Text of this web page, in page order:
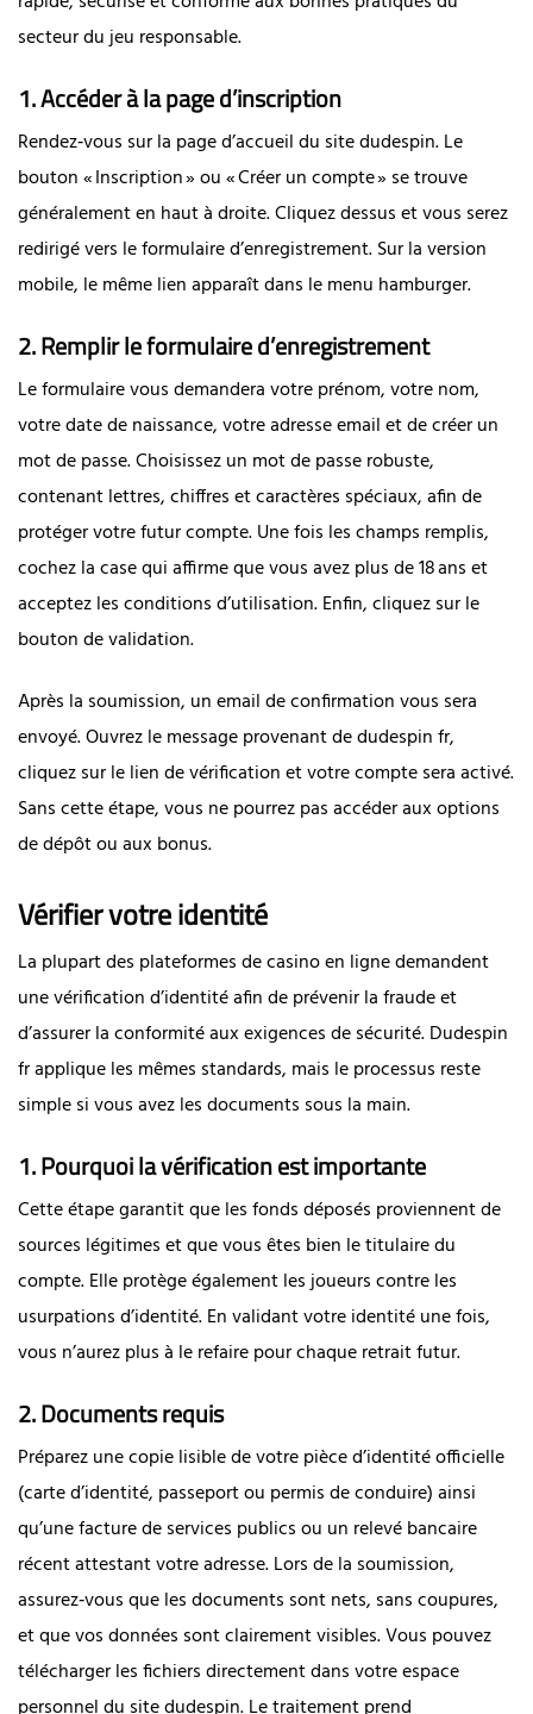
secteur du jeu responsable.
1. Accéder à la page d’inscription
Rendez‑vous sur la page d’accueil du site dudespin. Le
bouton « Inscription » ou « Créer un compte » se trouve
généralement en haut à droite. Cliquez dessus et vous serez
redirigé vers le formulaire d’enregistrement. Sur la version
mobile, le même lien apparaît dans le menu hamburger.
2. Remplir le formulaire d’enregistrement
Le formulaire vous demandera votre prénom, votre nom,
votre date de naissance, votre adresse email et de créer un
mot de passe. Choisissez un mot de passe robuste,
contenant lettres, chiffres et caractères spéciaux, afin de
protéger votre futur compte. Une fois les champs remplis,
cochez la case qui affirme que vous avez plus de 18 ans et
acceptez les conditions d’utilisation. Enfin, cliquez sur le
bouton de validation.
Après la soumission, un email de confirmation vous sera
envoyé. Ouvrez le message provenant de dudespin fr,
cliquez sur le lien de vérification et votre compte sera activé.
Sans cette étape, vous ne pourrez pas accéder aux options
de dépôt ou aux bonus.
Vérifier votre identité
La plupart des plateformes de casino en ligne demandent
une vérification d’identité afin de prévenir la fraude et
d’assurer la conformité aux exigences de sécurité. Dudespin
fr applique les mêmes standards, mais le processus reste
simple si vous avez les documents sous la main.
1. Pourquoi la vérification est importante
Cette étape garantit que les fonds déposés proviennent de
sources légitimes et que vous êtes bien le titulaire du
compte. Elle protège également les joueurs contre les
usurpations d’identité. En validant votre identité une fois,
vous n’aurez plus à le refaire pour chaque retrait futur.
2. Documents requis
Préparez une copie lisible de votre pièce d’identité officielle
(carte d’identité, passeport ou permis de conduire) ainsi
qu’une facture de services publics ou un relevé bancaire
récent attestant votre adresse. Lors de la soumission,
assurez‑vous que les documents sont nets, sans coupures,
et que vos données sont clairement visibles. Vous pouvez
télécharger les fichiers directement dans votre espace